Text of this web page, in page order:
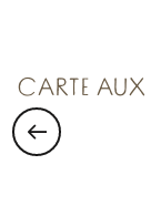
CARTE AUX